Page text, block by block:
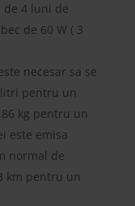
de 4 luni de
de 60 W ( 3
necesar sa se
pentru un
kg pentru un
este emisa
normal de
km pentru un